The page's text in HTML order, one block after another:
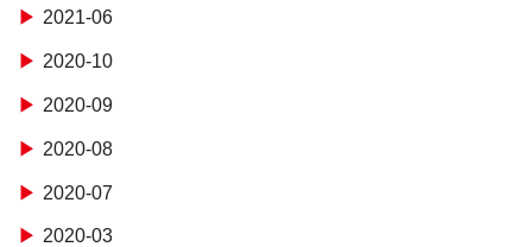
2021-06
2020-10
2020-09
2020-08
2020-07
2020-03